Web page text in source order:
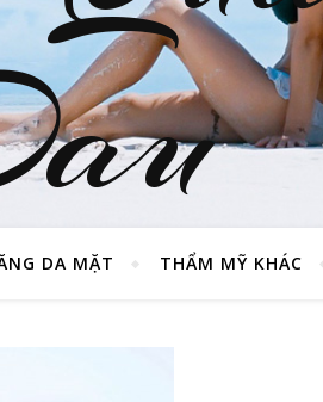
DA MẶT THẨM MỸ KHÁC